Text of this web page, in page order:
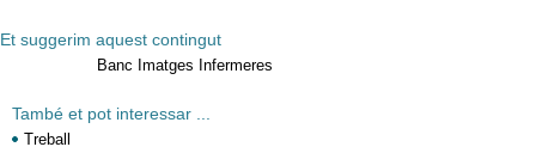
Et suggerim aquest contingut
Banc Imatges Infermeres
També et pot interessar ...
Treball